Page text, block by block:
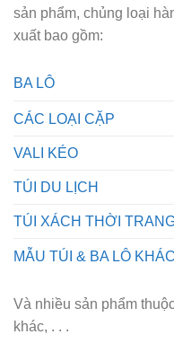
sản phẩm, chủng loại
xuất bao gồm:
BA LÔ
CÁC LOẠI CẶP
VALI KÉO
TÚI DU LỊCH
TÚI XÁCH THỜI
MẪU TÚI & BA LÔ KHÁC
Và nhiều sản phẩm
khác, . . .